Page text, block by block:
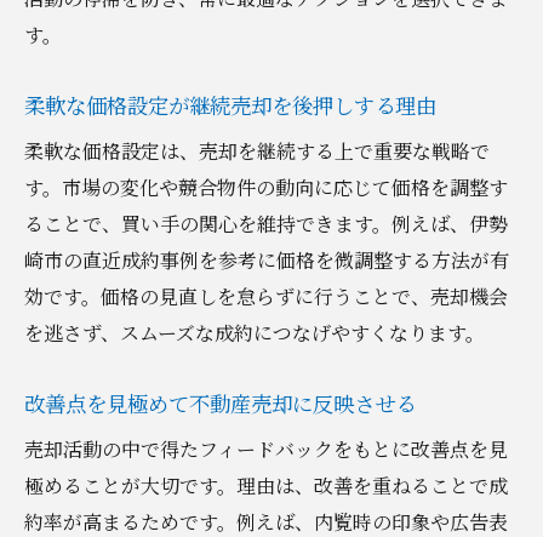
す。
柔軟な価格設定が継続売却を後押しする理由
柔軟な価格設定は、売却を継続する上で重要な戦略で
す。市場の変化や競合物件の動向に応じて価格を調整す
ることで、買い手の関心を維持できます。例えば、伊勢
崎市の直近成約事例を参考に価格を微調整する方法が有
効です。価格の見直しを怠らずに行うことで、売却機会
を逃さず、スムーズな成約につなげやすくなります。
改善点を見極めて不動産売却に反映させる
売却活動の中で得たフィードバックをもとに改善点を見
極めることが大切です。理由は、改善を重ねることで成
約率が高まるためです。例えば、内覧時の印象や広告表